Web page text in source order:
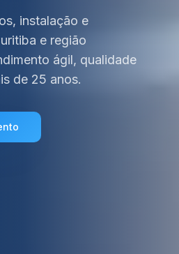
instalação e
e região
ágil, qualidade
de 25 anos.